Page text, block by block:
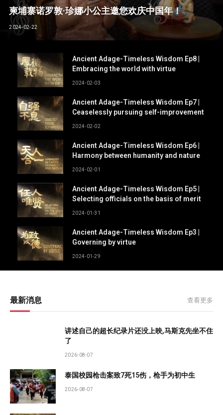
柬埔寨诺罗敦·珍娜小公主邀您欢庆中国年！
2024-02-22
Ancient Adage-Timeless Wisdom Ep8 |
Embracing the world with virtue
2024-02-03
Ancient Adage-Timeless Wisdom Ep7 |
Ceaselessly pursuing self-improvement
2024-02-02
Ancient Adage-Timeless Wisdom Ep6 |
Harmony between humanity and nature
2024-02-01
Ancient Adage-Timeless Wisdom Ep5 |
Selecting officials on the basis of merit
2024-01-31
Ancient Adage-Timeless Wisdom Ep3 |
Governing by virtue
2024-01-29
最新消息 查看更多
讲述自己的超长纪录片还没上映,马斯克先坐不住
了
2026-08-07
泰国校园枪击案致7死15伤，枪手为初中生
2026-08-07